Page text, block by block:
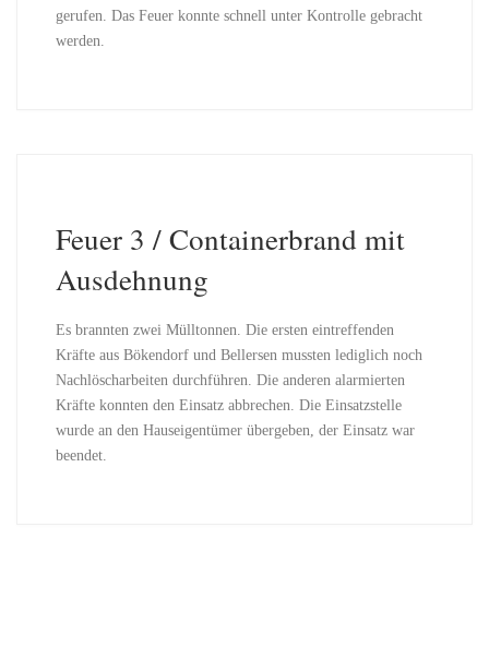
gerufen. Das Feuer konnte schnell unter Kontrolle gebracht
werden.
Feuer 3 / Containerbrand mit
Ausdehnung
Es brannten zwei Mülltonnen. Die ersten eintreffenden
Kräfte aus Bökendorf und Bellersen mussten lediglich noch
Nachlöscharbeiten durchführen. Die anderen alarmierten
Kräfte konnten den Einsatz abbrechen. Die Einsatzstelle
wurde an den Hauseigentümer übergeben, der Einsatz war
beendet.